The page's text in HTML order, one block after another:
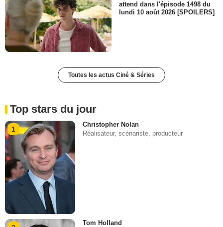
attend dans l'épisode 1498 du
lundi 10 août 2026 [SPOILERS]
Toutes les actus Ciné & Séries
Top stars du jour
1
Christopher Nolan
Réalisateur, scénariste, producteur
Tom Holland